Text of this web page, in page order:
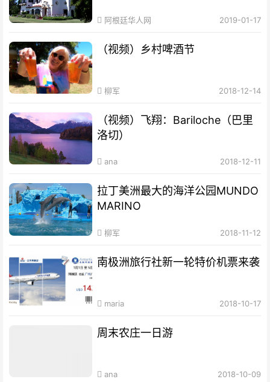
阿根廷华人网 2019-01-17
（视频）乡村啤酒节
柳军 2018-12-14
（视频）飞翔：Bariloche（巴里
洛切）
ana 2018-12-11
拉丁美洲最大的海洋公园MUNDO
MARINO
柳军 2018-11-12
南极洲旅行社新一轮特价机票来袭
maria 2018-10-17
周末农庄一日游
ana 2018-10-09